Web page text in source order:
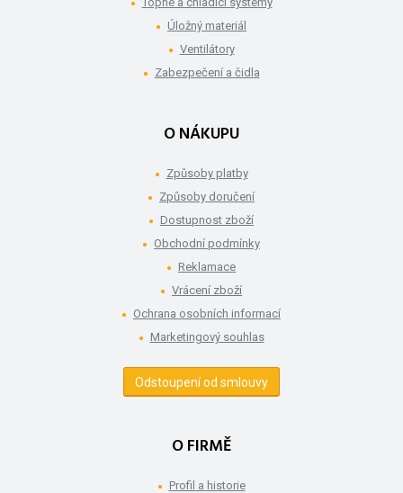
Úložný materiál
Ventilátory
Zabezpečení a čidla
O NÁKUPU
Způsoby platby
Způsoby doručení
Dostupnost zboží
Obchodní podmínky
Reklamace
Vrácení zboží
Ochrana osobních informací
Marketingový souhlas
Odstoupení od smlouvy
O FIRMĚ
Profil a historie